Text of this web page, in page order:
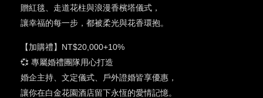
贈紅毯、走道花柱與浪漫香檳塔儀式，
讓幸福的每一步，都被柔光與花香環抱。
【加購禮】NT$20,000+10%
💞 專屬婚禮團隊用心打造
婚企主持、文定儀式、戶外證婚皆享優惠，
讓你在白金花園酒店留下永恆的愛情記憶。